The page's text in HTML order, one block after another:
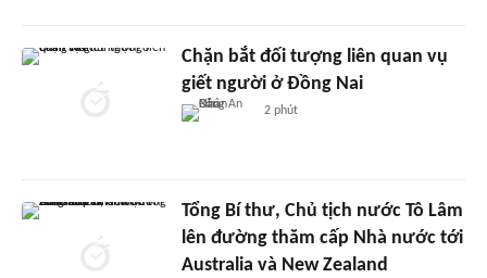
Chặn bắt đối tượng liên quan vụ
giết người ở Đồng Nai
2 phút
Tổng Bí thư, Chủ tịch nước Tô Lâm
lên đường thăm cấp Nhà nước tới
Australia và New Zealand